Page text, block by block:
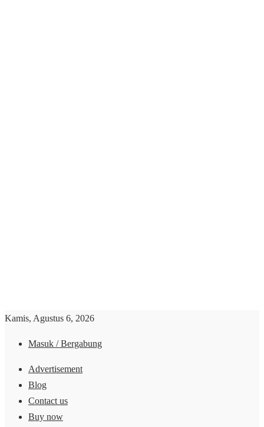
Kamis, Agustus 6, 2026
Masuk / Bergabung
Advertisement
Blog
Contact us
Buy now